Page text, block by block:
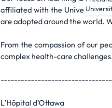
affiliated with the University of
are adopted around the world.
From the compassion of our
complex health-care
L’Hôpital d’Ottawa